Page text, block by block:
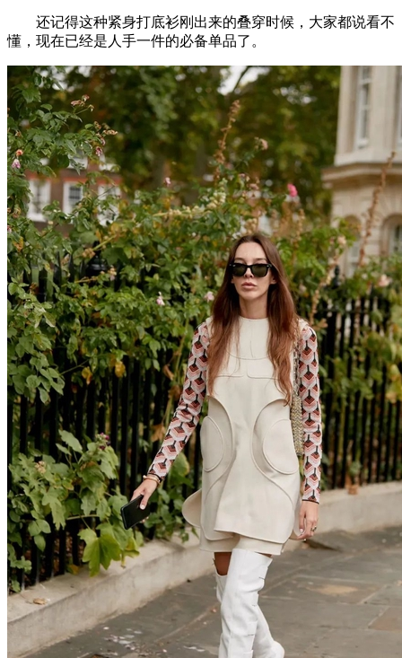
还记得这种紧身打底衫刚出来的叠穿时候，大家都说看不
懂，现在已经是人手一件的必备单品了。